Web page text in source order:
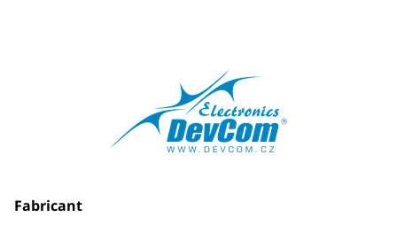
Fabricant